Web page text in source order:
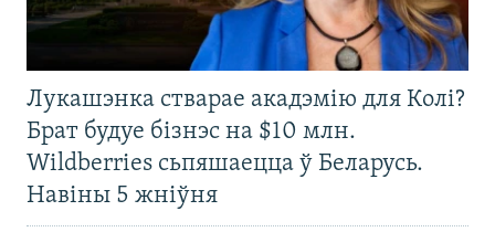
Лукашэнка стварае акадэмію для Колі?
Брат будуе бізнэс на $10 млн.
Wildberries сьпяшаецца ў Беларусь.
Навіны 5 жніўня